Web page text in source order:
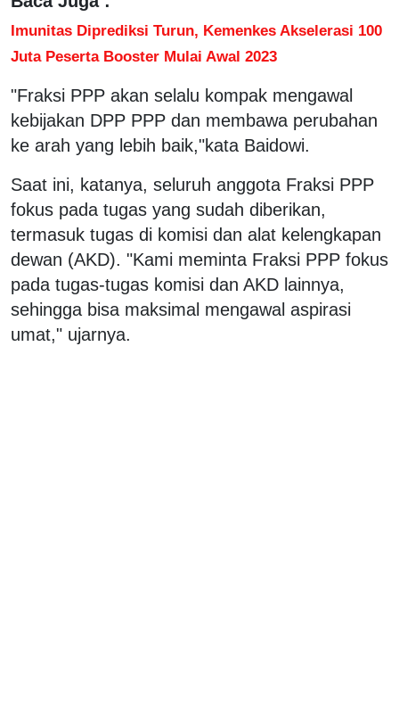
Imunitas Diprediksi Turun, Kemenkes Akselerasi 100
Juta Peserta Booster Mulai Awal 2023
"Fraksi PPP akan selalu kompak mengawal
kebijakan DPP PPP dan membawa perubahan
ke arah yang lebih baik,"kata Baidowi.
Saat ini, katanya, seluruh anggota Fraksi PPP
fokus pada tugas yang sudah diberikan,
termasuk tugas di komisi dan alat kelengkapan
dewan (AKD). "Kami meminta Fraksi PPP fokus
pada tugas-tugas komisi dan AKD lainnya,
sehingga bisa maksimal mengawal aspirasi
umat," ujarnya.